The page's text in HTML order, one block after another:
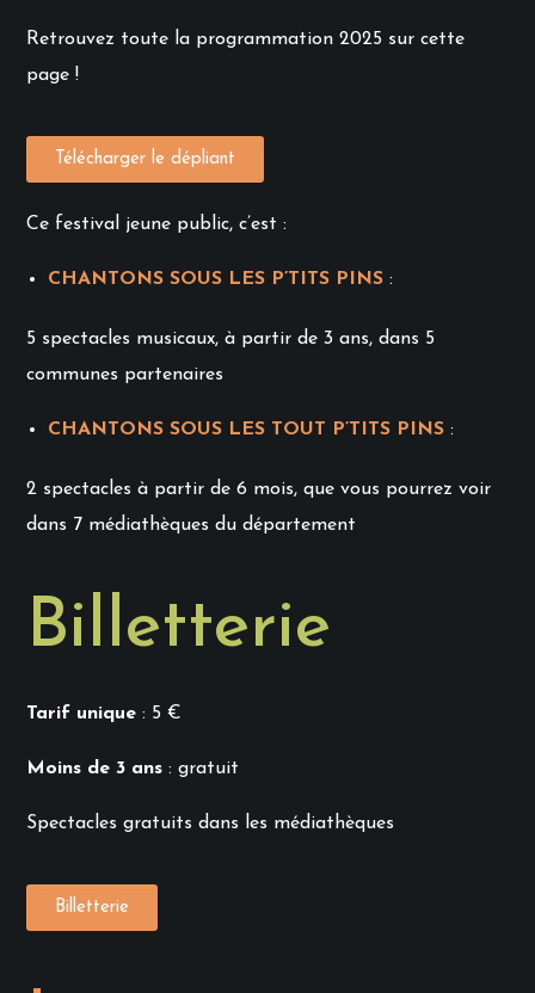
Retrouvez toute la programmation 2025 sur cette
page !
Télécharger le dépliant
Ce festival jeune public, c’est :
CHANTONS SOUS LES P’TITS PINS :
5 spectacles musicaux, à partir de 3 ans, dans 5
communes partenaires
CHANTONS SOUS LES TOUT P’TITS PINS :
2 spectacles à partir de 6 mois, que vous pourrez voir
dans 7 médiathèques du département
Billetterie
Tarif unique: 5 €
Moins de 3 ans : gratuit
Spectacles gratuits dans les médiathèques
Billetterie